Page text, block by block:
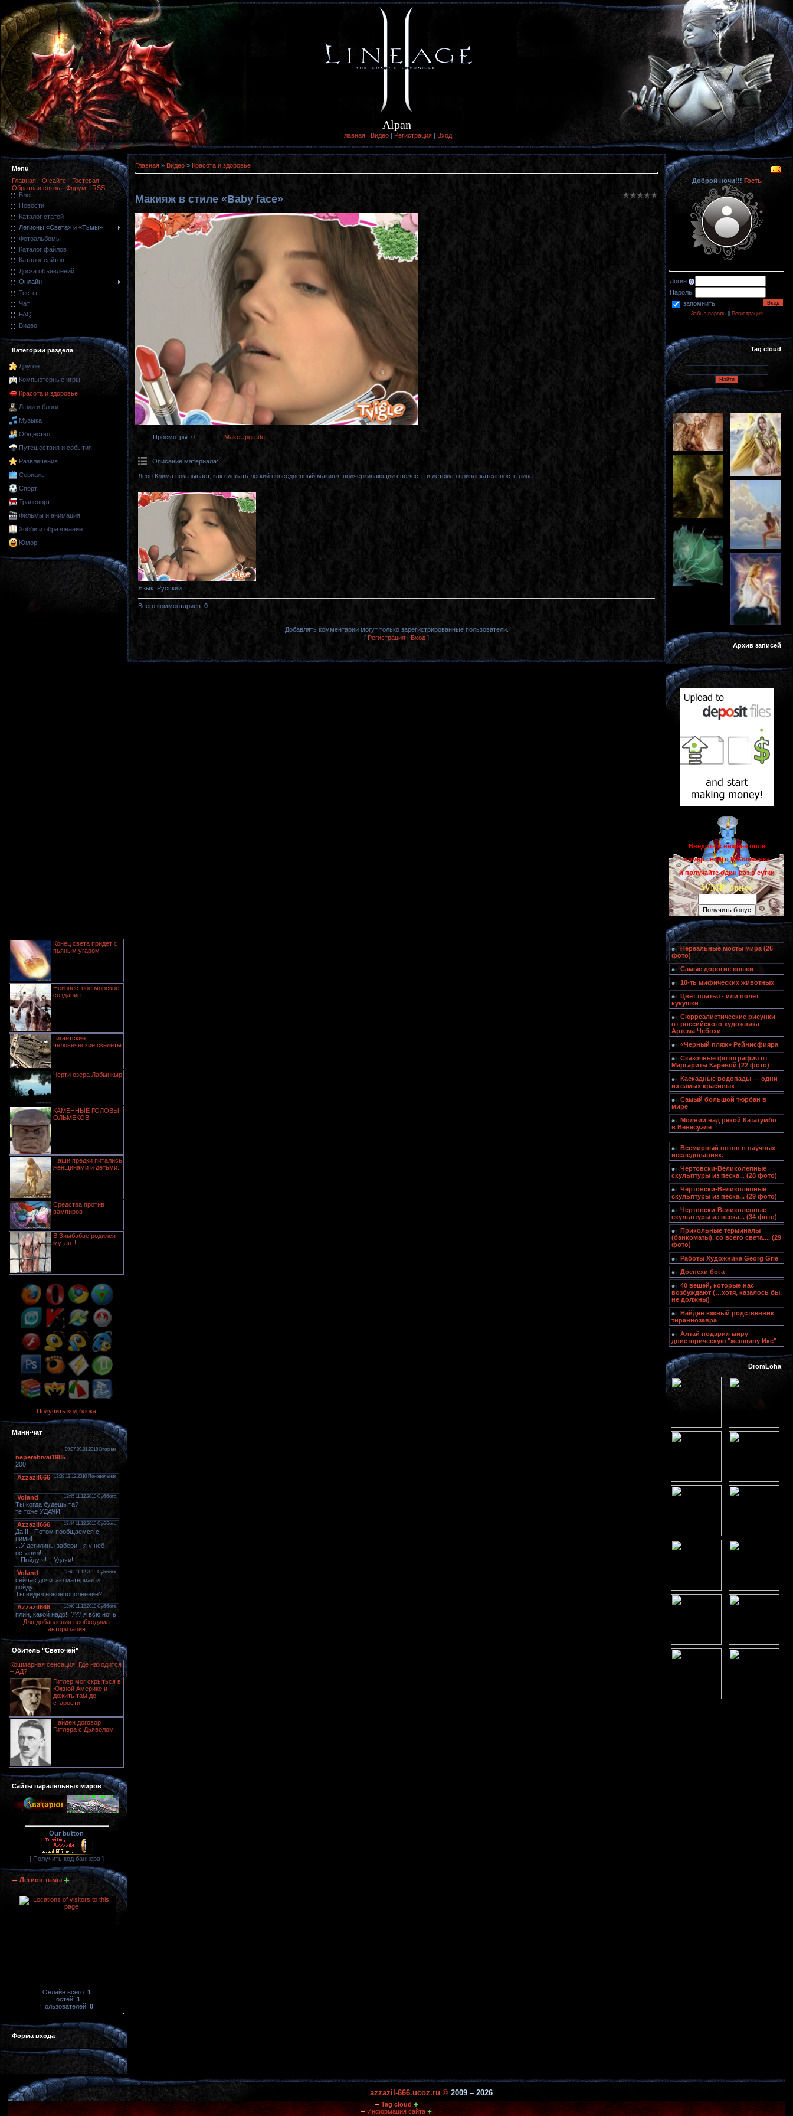
Alpan
Главная | Видео | Регистрация | Вход
Menu
Главная
О сайте
Гостевая
Обратная связь
Форум
RSS
Блог
Новости
Каталог статей
Легионы «Света» и «Тьмы»
Фотоальбомы
Каталог файлов
Каталог сайтов
Доска объявлений
Онлайн
Тесты
Чат
FAQ
Видео
Категории раздела
Другое
Компьютерные игры
Красота и здоровье
Люди и блоги
Музыка
Общество
Путешествия и события
Развлечения
Сериалы
Спорт
Транспорт
Фильмы и анимация
Хобби и образование
Юмор
Конец света придет с
пьяным угаром
Неизвестное морское
создание
Гигантские
человеческие скелеты
Черти озера Лабынкыр
КАМЕННЫЕ ГОЛОВЫ
ОЛЬМЕКОВ
Наши предки питались
женщинами и детьми...
Средства против
вампиров
В Зимбабве родился
мутант!
Получить код блока
Мини-чат
Для добавления необходима
авторизация
Обитель "Светочей"
Кошмарная сенсация! Где находится
– АД?!
Гитлер мог скрыться в
Южной Америке и
дожить там до
старости.
Найден договор
Гитлера с Дьяволом
Сайты паралельных миров
Our button
[ Получить код баннера ]
Легион тьмы
Онлайн всего: 1
Гостей: 1
Пользователей: 0
Форма входа
Главная » Видео » Красота и здоровье
Макияж в стиле «Baby face»
Просмотры: 0 MakeUpgrade
Описание материала:
Леон Клима показывает, как сделать легкий повседневный макияж, подчеркивающий свежесть и детскую привлекательность лица.
Язык: Русский
Всего комментариев: 0
Добавлять комментарии могут только зарегистрированные пользователи.
[ Регистрация | Вход ]
Доброй ночи!!! Гость
Логин:
Пароль:
запомнить
Забыл пароль|| Регистрация
Tag cloud
Архив записей
Введите в нижнее поле
номер своего R-Кошелька
и получайте один раз в сутки
WMR-бонус
Нереальные мосты мира (26
фото)
Самые дорогие кошки
10-ть мифических животных
Цвет платья - или полёт
кукушки
Сюрреалистические рисунки
от российского художника
Артема Чебохи
«Черный пляж» Рейнисфияра
Сказочные фотография от
Маргариты Каревой (22 фото)
Каскадные водопады — одни
из самых красивых
Самый большой тюрбан в
мире
Молнии над рекой Кататумбо
в Венесуэле
Всемирный потоп в научных
исследованиях.
Чертовски-Великолепные
скульптуры из песка... (28 фото)
Чертовски-Великолепные
скульптуры из песка... (29 фото)
Чертовски-Великолепные
скульптуры из песка... (34 фото)
Прикольные терминалы
(банкоматы), со всего света.... (29
фото)
Работы Художника Georg Grie
Доспехи бога
40 вещей, которые нас
возбуждают (…хотя, казалось бы,
не должны)
Найден южный родственник
тираннозавра
Алтай подарил миру
доисторическую "женщину Икс"
DromLoha
azzazil-666.ucoz.ru ©2009 – 2026
Tag cloud
Информация сайта